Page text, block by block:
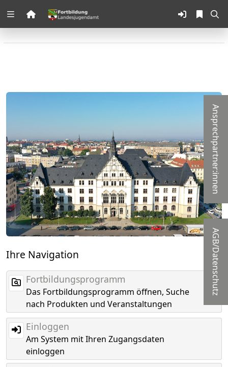
Zuklappen
Loading
Loading
Loading Ansprechpartner:innen
AGB/Datenschutz
Ihre Navigation
Fortbildungsprogramm
Das Fortbildungsprogramm öffnen, Suche
nach Produkten und Veranstaltungen
Einloggen
Am System mit Ihren Zugangsdaten
einloggen